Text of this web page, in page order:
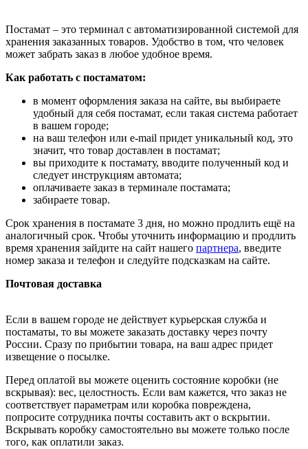
Постамат – это терминал с автоматизированной системой для
хранения заказанных товаров. Удобство в том, что человек
может забрать заказ в любое удобное время.
Как работать с постаматом:
в момент оформления заказа на сайте, вы выбираете
удобный для себя постамат, если такая система работает
в вашем городе;
на ваш телефон или e-mail придет уникальный код, это
значит, что товар доставлен в постамат;
вы приходите к постамату, вводите полученный код и
следует инструкциям автомата;
оплачиваете заказ в терминале постамата;
забираете товар.
Срок хранения в постамате 3 дня, но можно продлить ещё на
аналогичный срок. Чтобы уточнить информацию и продлить
время хранения зайдите на сайт нашего партнера, введите
номер заказа и телефон и следуйте подсказкам на сайте.
Почтовая доставка
Если в вашем городе не действует курьерская служба и
постаматы, то вы можете заказать доставку через почту
России. Сразу по прибытии товара, на ваш адрес придет
извещение о посылке.
Перед оплатой вы можете оценить состояние коробки (не
вскрывая): вес, целостность. Если вам кажется, что заказ не
соответствует параметрам или коробка повреждена,
попросите сотрудника почты составить акт о вскрытии.
Вскрывать коробку самостоятельно вы можете только после
того, как оплатили заказ.